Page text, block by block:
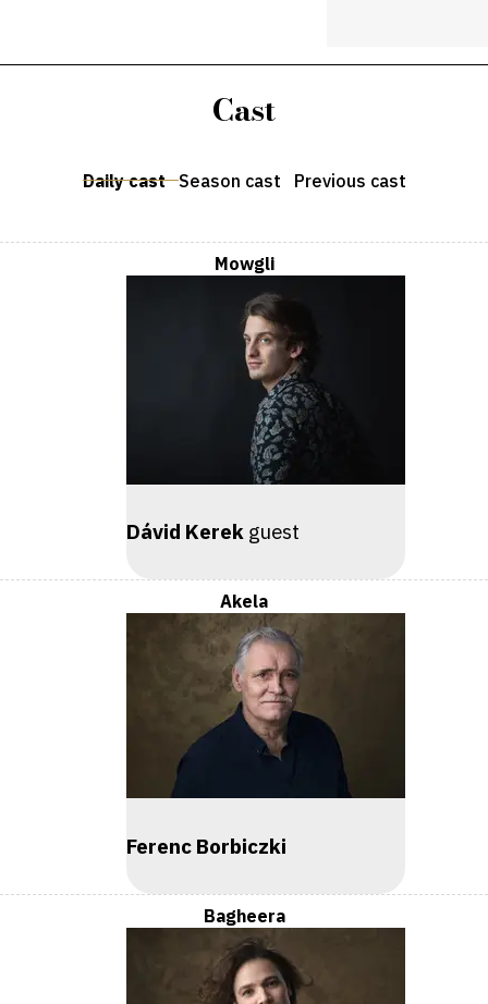
Cast
Daily cast Season cast Previous cast
Mowgli
Dávid Kerek guest
Akela
Ferenc Borbiczki
Bagheera